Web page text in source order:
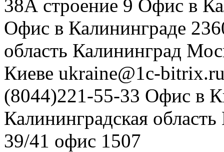
38А строение 9 Офис в
Офис в Калининграде
область Калининград
Киеве ukraine@1c-
(8044)221-55-33 Офис в
Калининградская область
39/41 офис 1507